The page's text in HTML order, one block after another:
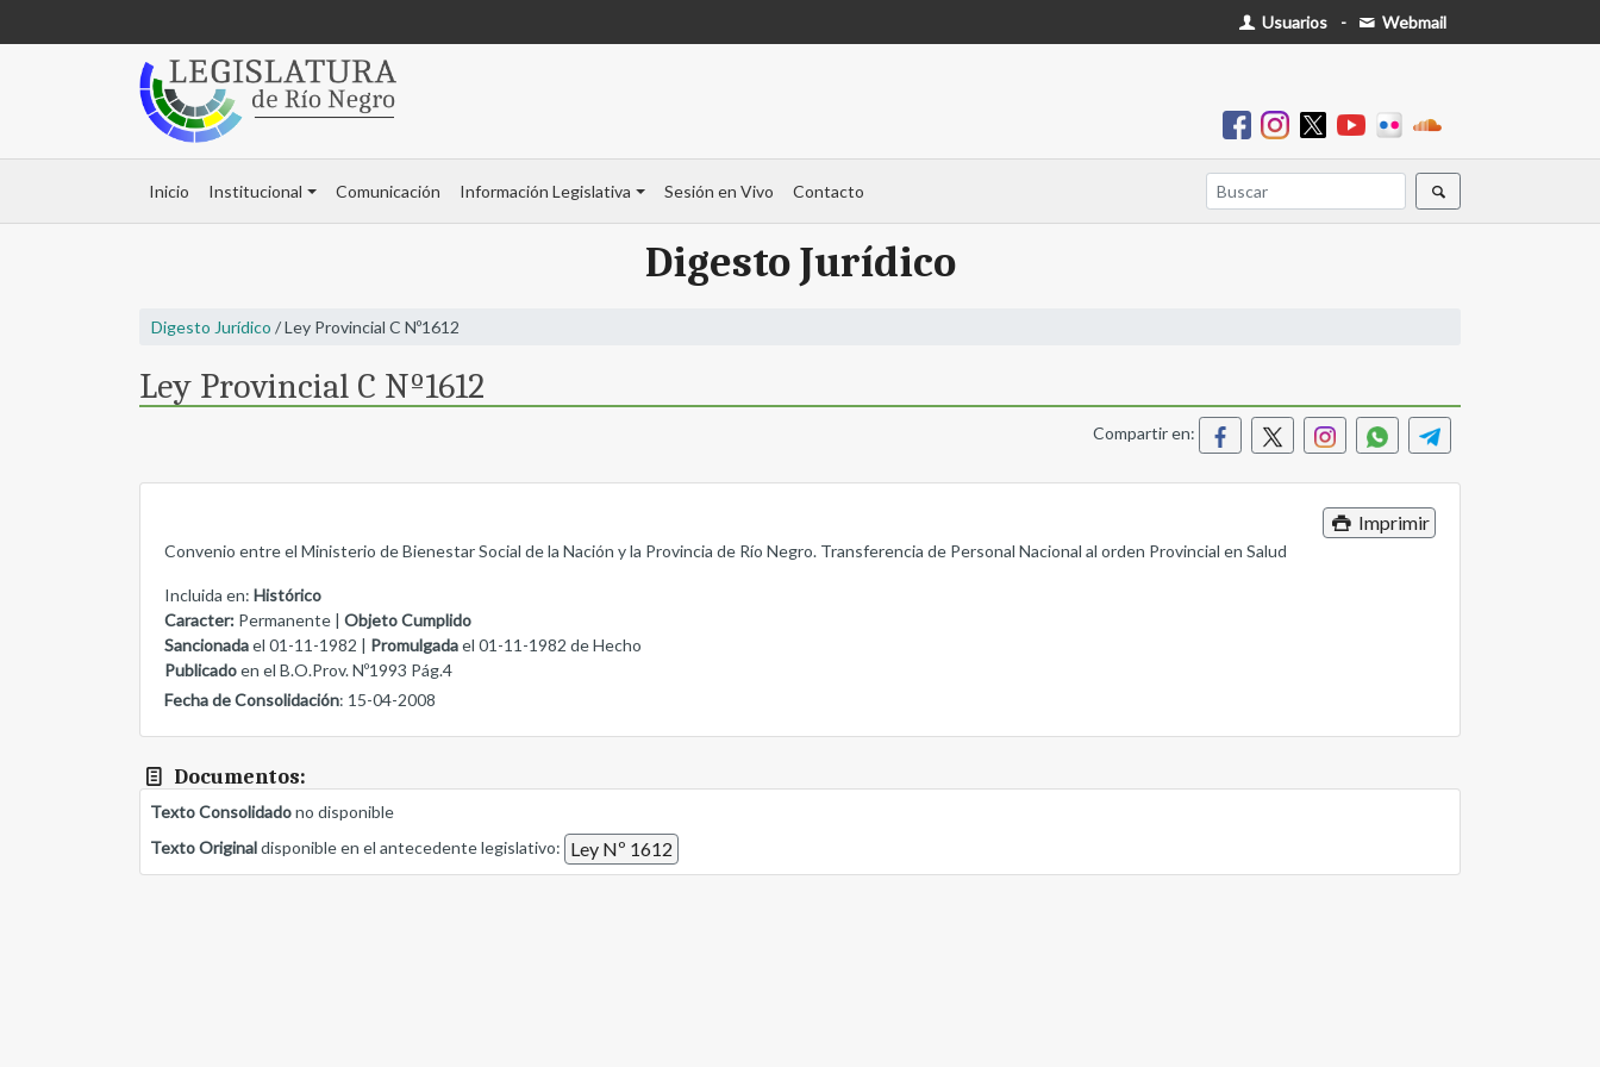
Usuarios - Webmail
Inicio Institucional Comunicación Información Legislativa Sesión en Vivo Contacto
Digesto Jurídico
Digesto Jurídico / Ley Provincial C Nº1612
Ley Provincial C Nº1612
Compartir en:
Imprimir
Convenio entre el Ministerio de Bienestar Social de la Nación y la Provincia de Río Negro. Transferencia de Personal Nacional al orden Provincial en Salud
Incluida en: Histórico
Caracter: Permanente | Objeto Cumplido
Sancionadael 01-11-1982 | Promulgadael 01-11-1982 de Hecho
Publicadoen el B.O.Prov. Nº1993 Pág.4
Fecha de Consolidación: 15-04-2008
Documentos:
Texto Consolidadono disponible
Texto Originaldisponible en el antecedente legislativo: Ley Nº 1612